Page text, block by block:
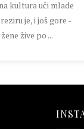
kultura uči mlade
je, i još gore -
žive po ...